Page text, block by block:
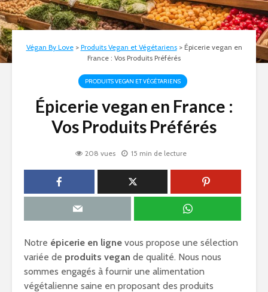
Végan By Love> Produits Vegan et Végétariens> Épicerie vegan en
France : Vos Produits Préférés
PRODUITS VEGAN ET VÉGÉTARIENS
Épicerie vegan en France :
Vos Produits Préférés
208 vues 15 min de lecture
Notre épicerie en ligne vous propose une sélection
variée de produits vegan de qualité. Nous nous
sommes engagés à fournir une alimentation
végétalienne saine en proposant des produits